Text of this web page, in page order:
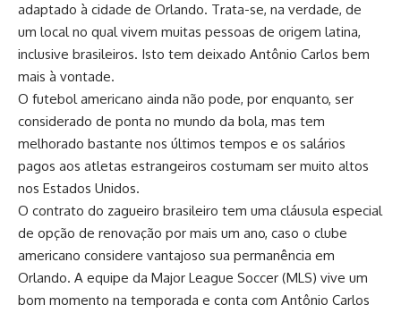
adaptado à cidade de Orlando. Trata-se, na verdade, de
um local no qual vivem muitas pessoas de origem latina,
inclusive brasileiros. Isto tem deixado Antônio Carlos bem
mais à vontade.
O futebol americano ainda não pode, por enquanto, ser
considerado de ponta no mundo da bola, mas tem
melhorado bastante nos últimos tempos e os salários
pagos aos atletas estrangeiros costumam ser muito altos
nos Estados Unidos.
O contrato do zagueiro brasileiro tem uma cláusula especial
de opção de renovação por mais um ano, caso o clube
americano considere vantajoso sua permanência em
Orlando. A equipe da Major League Soccer (MLS) vive um
bom momento na temporada e conta com Antônio Carlos